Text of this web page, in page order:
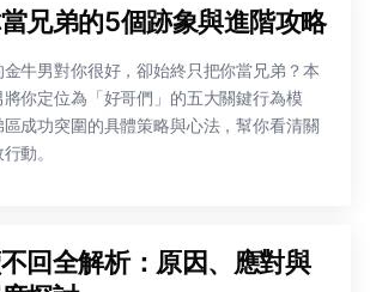
兄弟的5個跡象與進階攻略
牛男對你很好，卻始終只把你當兄弟？本
你定位為「好哥們」的五大關鍵行為模
成功突圍的具體策略與心法，幫你看清關
動。
回全解析：原因、應對與